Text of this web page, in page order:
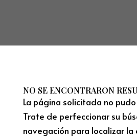
NO SE ENCONTRARON
La página solicitada no
Trate de perfeccionar su
navegación para localizar la